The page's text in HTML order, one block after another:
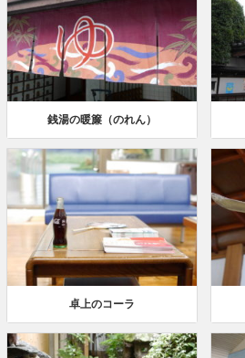
銭湯の暖簾（のれん）
卓上のコーラ